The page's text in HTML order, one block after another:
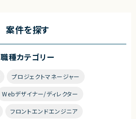
案件を探す
職種カテゴリー
プロジェクトマネージャー
Webデザイナー/ディレクター
フロントエンドエンジニア